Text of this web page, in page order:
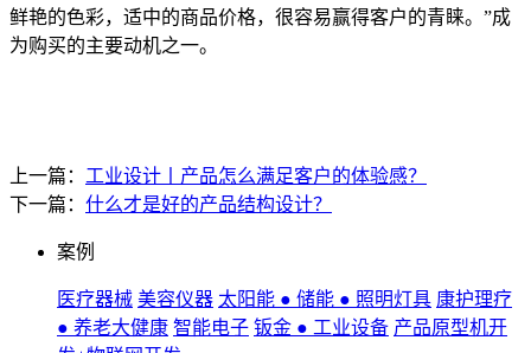
鲜艳的色彩，适中的商品价格，很容易赢得客户的青睐。”成
为购买的主要动机之一。
上一篇： 工业设计丨产品怎么满足客户的体验感？
下一篇： 什么才是好的产品结构设计？
案例
医疗器械 美容仪器 太阳能 ● 储能 ● 照明灯具 康护理疗
● 养老大健康 智能电子 钣金 ● 工业设备 产品原型机开